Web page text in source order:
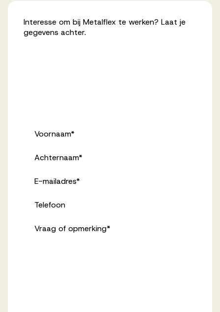
Interesse om bij Metalflex te werken? Laat je
gegevens achter.
Voornaam*
Achternaam*
E-mailadres*
Telefoon
Vraag of opmerking*